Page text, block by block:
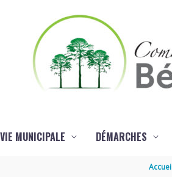
VIE MUNICIPALE DÉMARCHES